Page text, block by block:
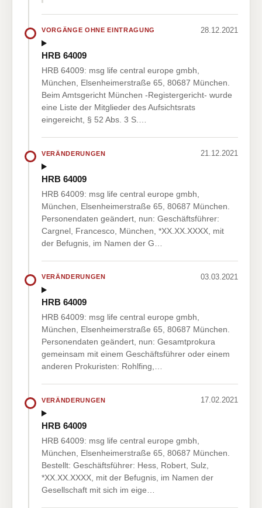
VORGÄNGE OHNE EINTRAGUNG 28.12.2021
HRB 64009
HRB 64009: msg life central europe gmbh,
München, Elsenheimerstraße 65, 80687 München.
Beim Amtsgericht München -Registergericht- wurde
eine Liste der Mitglieder des Aufsichtsrats
eingereicht, § 52 Abs. 3 S.…
VERÄNDERUNGEN 21.12.2021
HRB 64009
HRB 64009: msg life central europe gmbh,
München, Elsenheimerstraße 65, 80687 München.
Personendaten geändert, nun: Geschäftsführer:
Cargnel, Francesco, München, *XX.XX.XXXX, mit
der Befugnis, im Namen der G…
VERÄNDERUNGEN 03.03.2021
HRB 64009
HRB 64009: msg life central europe gmbh,
München, Elsenheimerstraße 65, 80687 München.
Personendaten geändert, nun: Gesamtprokura
gemeinsam mit einem Geschäftsführer oder einem
anderen Prokuristen: Rohlfing,…
VERÄNDERUNGEN 17.02.2021
HRB 64009
HRB 64009: msg life central europe gmbh,
München, Elsenheimerstraße 65, 80687 München.
Bestellt: Geschäftsführer: Hess, Robert, Sulz,
*XX.XX.XXXX, mit der Befugnis, im Namen der
Gesellschaft mit sich im eige…